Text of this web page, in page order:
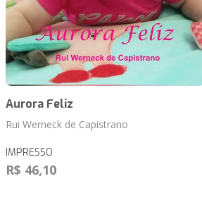
Aurora Feliz
Rui Werneck de Capistrano
IMPRESSO
R$ 46,10